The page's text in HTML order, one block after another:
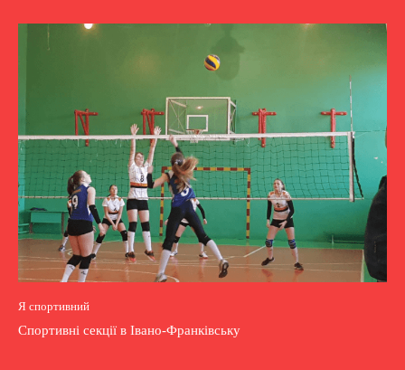
Я спортивний
Спортивні секції в Івано-Франківську